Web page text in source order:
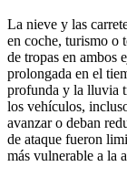
La nieve y las
en coche, turismo o
de tropas en ambos
prolongada en el
profunda y la lluvia
los vehículos,
avanzar o deban
de ataque fueron
más vulnerable a la